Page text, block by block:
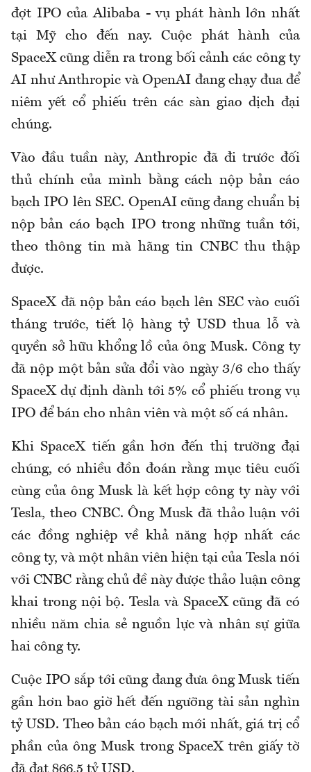
đợt IPO của Alibaba - vụ phát hành lớn nhất
tại Mỹ cho đến nay. Cuộc phát hành của
SpaceX cũng diễn ra trong bối cảnh các công ty
AI như Anthropic và OpenAI đang chạy đua để
niêm yết cổ phiếu trên các sàn giao dịch đại
chúng.
Vào đầu tuần này, Anthropic đã đi trước đối
thủ chính của mình bằng cách nộp bản cáo
bạch IPO lên SEC. OpenAI cũng đang chuẩn bị
nộp bản cáo bạch IPO trong những tuần tới,
theo thông tin mà hãng tin CNBC thu thập
được.
SpaceX đã nộp bản cáo bạch lên SEC vào cuối
tháng trước, tiết lộ hàng tỷ USD thua lỗ và
quyền sở hữu khổng lồ của ông Musk. Công ty
đã nộp một bản sửa đổi vào ngày 3/6 cho thấy
SpaceX dự định dành tới 5% cổ phiếu trong vụ
IPO để bán cho nhân viên và một số cá nhân.
Khi SpaceX tiến gần hơn đến thị trường đại
chúng, có nhiều đồn đoán rằng mục tiêu cuối
cùng của ông Musk là kết hợp công ty này với
Tesla, theo CNBC. Ông Musk đã thảo luận với
các đồng nghiệp về khả năng hợp nhất các
công ty, và một nhân viên hiện tại của Tesla nói
với CNBC rằng chủ đề này được thảo luận công
khai trong nội bộ. Tesla và SpaceX cũng đã có
nhiều năm chia sẻ nguồn lực và nhân sự giữa
hai công ty.
Cuộc IPO sắp tới cũng đang đưa ông Musk tiến
gần hơn bao giờ hết đến ngưỡng tài sản nghìn
tỷ USD. Theo bản cáo bạch mới nhất, giá trị cổ
phần của ông Musk trong SpaceX trên giấy tờ